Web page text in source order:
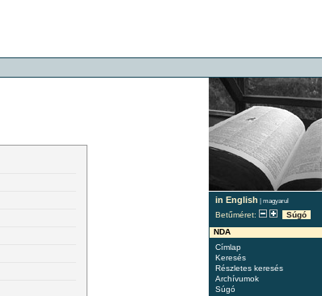
in English | magyarul
Betűméret:
Súgó
NDA
Címlap
Keresés
Részletes keresés
Archívumok
Súgó